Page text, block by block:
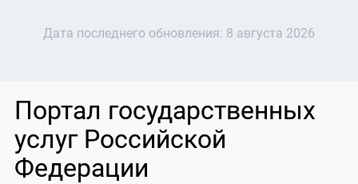
Дата последнего обновления: 8 августа 2026
Портал государственных
услуг Российской
Федерации